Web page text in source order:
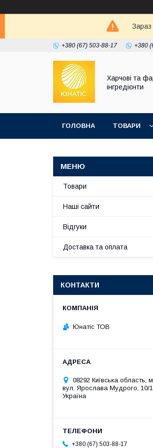
Зараз
+380 (67) 503-88-17 +380
Харчові та
інгредієнти
ГОЛОВНА ТОВАРИ
Товари
Наші сайти
Відгуки
Доставка та оплата
КОНТАКТИ
Юнатіс ТОВ
08292 Київська область,
вул. Ярослава Мудрого, 10/
Україна
+380 (67) 503-88-17